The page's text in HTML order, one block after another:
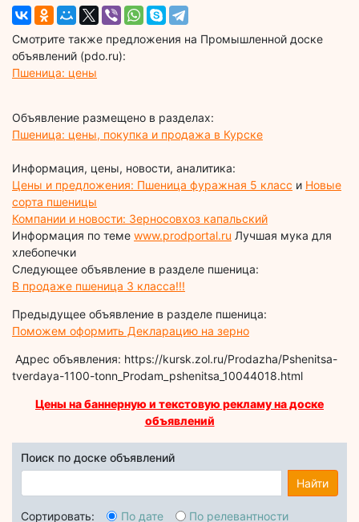
Смотрите также предложения на Промышленной доске
объявлений (pdo.ru):
Пшеница: цены
Объявление размещено в разделах:
Пшеница: цены, покупка и продажа в Курске
Информация, цены, новости, аналитика:
Цены и предложения: Пшеница фуражная 5 класс и Новые
сорта пшеницы
Компании и новости: Зерносовхоз капальский
Информация по теме www.prodportal.ru Лучшая мука для
хлебопечки
Следующее объявление в разделе пшеница:
В продаже пшеница 3 класса!!!
Предыдущее объявление в разделе пшеница:
Поможем оформить Декларацию на зерно
Адрес объявления: https://kursk.zol.ru/Prodazha/Pshenitsa-
tverdaya-1100-tonn_Prodam_pshenitsa_10044018.html
Цены на баннерную и текстовую рекламу на доске
объявлений
Поиск по доске объявлений
Найти
Сортировать: По дате По релевантности